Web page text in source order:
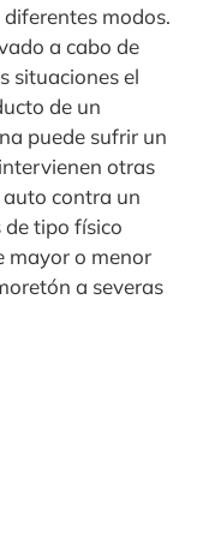
modos.
a cabo de
situaciones el
de un
puede sufrir un
otras
contra un
de tipo físico
mayor o menor
a severas